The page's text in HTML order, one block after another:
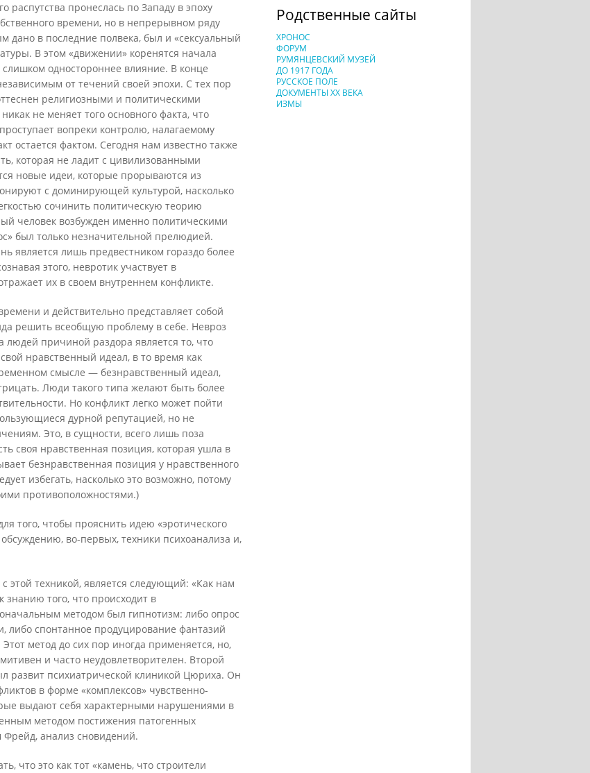
распутства пронеслась по Западу в эпоху
времени, но в непрерывном ряду
дано в последние полвека, был и «сексуальный
В этом «движении» коренятся начала
одностороннее влияние. В конце
от течений своей эпохи. С тех пор
религиозными и политическими
не меняет того основного факта, что
вопреки контролю, налагаемому
остается фактом. Сегодня нам известно также
которая не ладит с цивилизованными
новые идеи, которые прорываются из
с доминирующей культурой, насколько
сочинить политическую теорию
человек возбужден именно политическими
был только незначительной прелюдией.
является лишь предвестником гораздо более
этого, невротик участвует в
их в своем внутреннем конфликте.
и действительно представляет собой
решить всеобщую проблему в себе. Невроз
людей причиной раздора является то, что
нравственный идеал, в то время как
смысле — безнравственный идеал,
Люди такого типа желают быть более
Но конфликт легко может пойти
дурной репутацией, но не
Это, в сущности, всего лишь поза
своя нравственная позиция, которая ушла в
безнравственная позиция у нравственного
избегать, насколько это возможно, потому
противоположностями.)
того, чтобы прояснить идею «эротического
во-первых, техники психоанализа и,
этой техникой, является следующий: «Как нам
того, что происходит в
методом был гипнотизм: либо опрос
либо спонтанное продуцирование фантазий
метод до сих пор иногда применяется, но,
и часто неудовлетворителен. Второй
развит психиатрической клиникой Цюриха. Он
в форме «комплексов» чувственно-
выдают себя характерными нарушениями в
методом постижения патогенных
Фрейд, анализ сновидений.
что это как тот «камень, что строители
Родственные сайты
ХРОНОС
ФОРУМ
РУМЯНЦЕВСКИЙ МУЗЕЙ
ДО 1917 ГОДА
РУССКОЕ ПОЛЕ
ДОКУМЕНТЫ XX ВЕКА
ИЗМЫ